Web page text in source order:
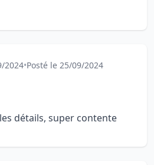
2024•Posté le 25/09/2024
les détails, super contente